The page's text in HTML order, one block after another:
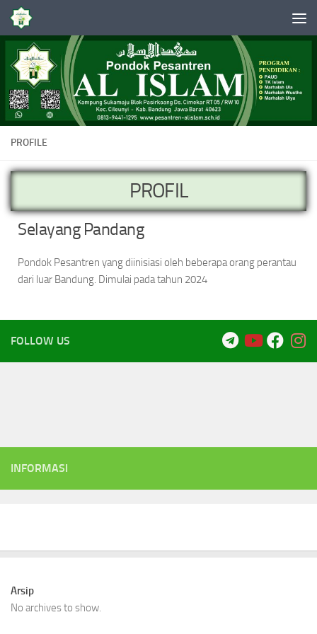
Skip to content
PROFILE
PROFIL
Selayang Pandang
Pondok Pesantren yang diinisiasi oleh beberapa orang perantau
dari luar Bandung. Dimulai pada tahun 2024
FOLLOW US
INFORMASI
Arsip
No archives to show.